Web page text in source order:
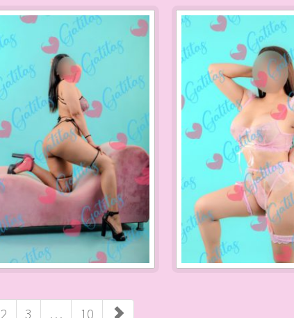
2 3 … 10